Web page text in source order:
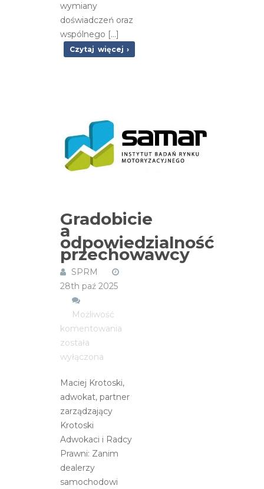
wymiany
doświadczeń oraz
wspólnego […]
Czytaj więcej ›
Gradobicie
a
odpowiedzialność
przechowawcy
SPRM
28th paź 2025
Możliwość
komentowania
została
wyłączona
Maciej Krotoski,
adwokat, partner
zarządzający
Krotoski
Adwokaci i Radcy
Prawni: Zanim
dealerzy
samochodowi